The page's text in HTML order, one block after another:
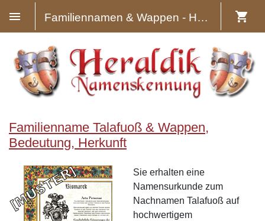
Familiennamen & Wappen - Heraldik
Familienname Talafuoß & Wappen,
Bedeutung, Herkunft
Sie erhalten eine
Namensurkunde zum
Nachnamen Talafuoß auf
hochwertigem